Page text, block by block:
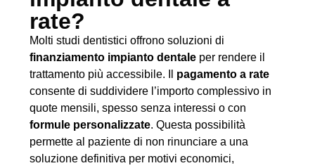
rate?
Molti studi dentistici offrono soluzioni di
finanziamento impianto dentale per rendere il
trattamento più accessibile. Il pagamento a rate
consente di suddividere l’importo complessivo in
quote mensili, spesso senza interessi o con
formule personalizzate. Questa possibilità
permette al paziente di non rinunciare a una
soluzione definitiva per motivi economici,